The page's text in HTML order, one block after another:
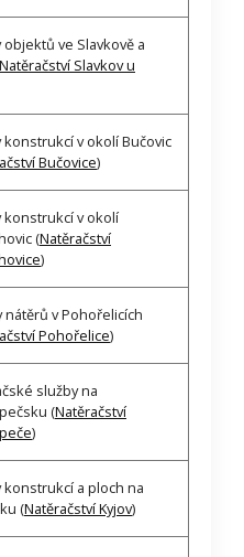
objektů ve Slavkově a
Natěračství Slavkov u
konstrukcí v okolí Bučovic
Bučovice)
konstrukcí v okolí
(Natěračství
)
nátěrů v Pohořelicích
Pohořelice)
služby na
(Natěračství
)
konstrukcí a ploch na
(Natěračství Kyjov)